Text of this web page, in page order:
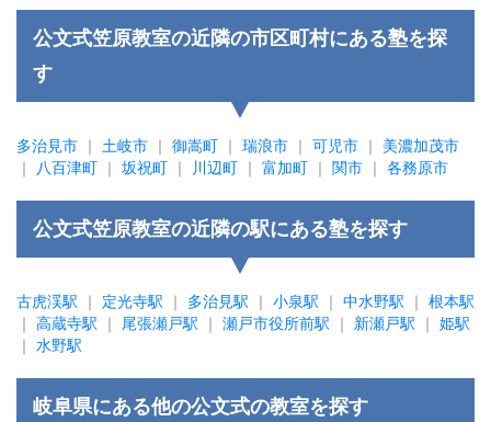
公文式笠原教室の近隣の市区町村にある塾を探
す
多治見市 ｜ 土岐市 ｜ 御嵩町 ｜ 瑞浪市 ｜ 可児市 ｜ 美濃加茂市
｜
八百津町 ｜ 坂祝町 ｜ 川辺町 ｜ 富加町 ｜ 関市 ｜ 各務原市
公文式笠原教室の近隣の駅にある塾を探す
古虎渓駅 ｜ 定光寺駅 ｜ 多治見駅 ｜ 小泉駅 ｜ 中水野駅 ｜ 根本駅
｜ 高蔵寺駅 ｜ 尾張瀬戸駅 ｜ 瀬戸市役所前駅 ｜ 新瀬戸駅 ｜ 姫駅
｜ 水野駅
岐阜県にある他の公文式の教室を探す